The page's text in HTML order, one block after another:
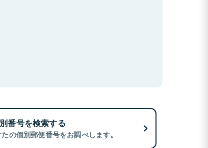
番号を検索する
の個別郵便番号をお調べします。